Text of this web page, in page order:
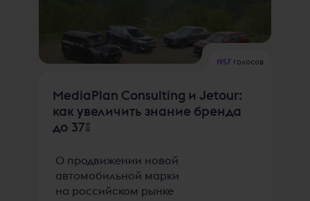
1957 голосов
MediaPlan Consulting и Jetour:
как увеличить знание бренда
до 37%
О продвижении новой
автомобильной марки
на российском рынке